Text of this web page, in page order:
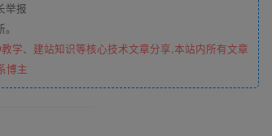
举报
学、建站知识等核心技术文章分享,本站内所有文章
博主